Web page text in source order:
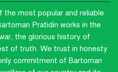
the most popular and reliable
Pratidin works in the
the glorious history of
of truth. We trust in honesty
commitment of Bartoman